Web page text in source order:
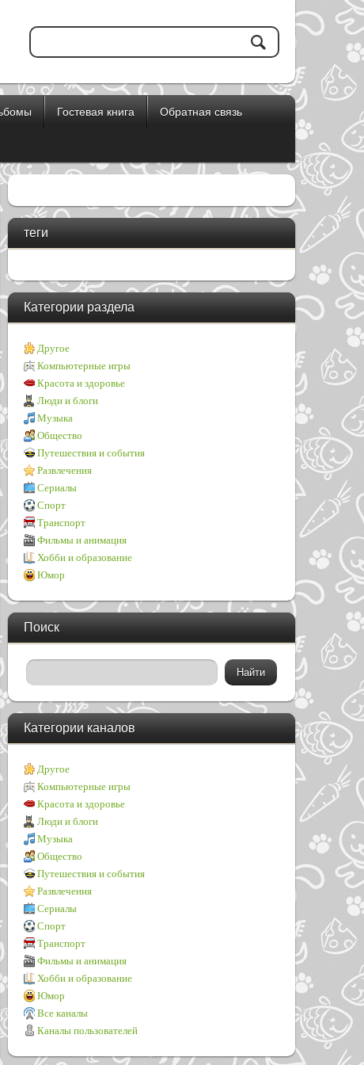
Гостевая книга Обратная связь
теги
Категории раздела
Другое
Компьютерные игры
Красота и здоровье
Люди и блоги
Музыка
Общество
Путешествия и события
Развлечения
Сериалы
Спорт
Транспорт
Фильмы и анимация
Хобби и образование
Юмор
Поиск
Категории каналов
Другое
Компьютерные игры
Красота и здоровье
Люди и блоги
Музыка
Общество
Путешествия и события
Развлечения
Сериалы
Спорт
Транспорт
Фильмы и анимация
Хобби и образование
Юмор
Все каналы
Каналы пользователей